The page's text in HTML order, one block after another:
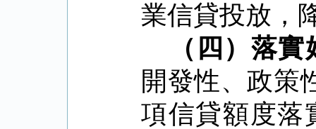
業信貸投放，
（四）落
開發性、政策
項信貸額度落